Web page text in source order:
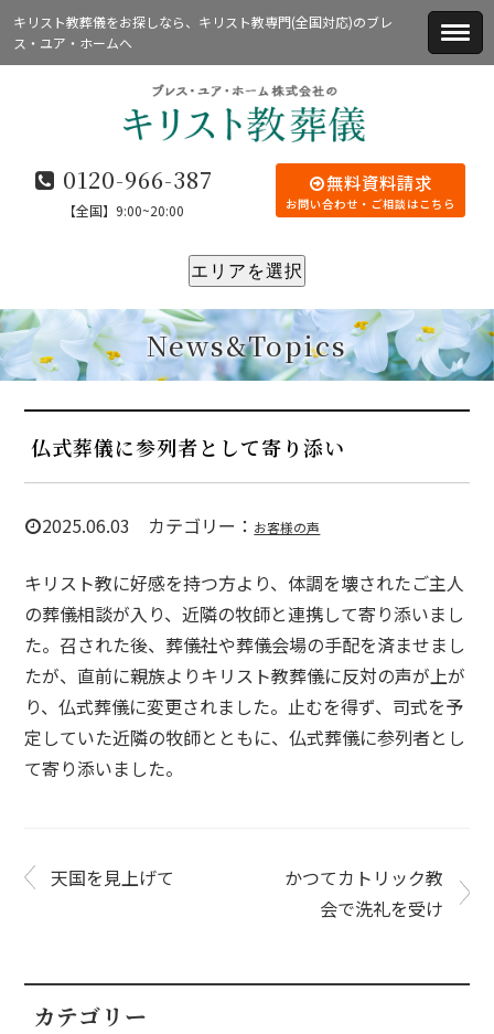
キリスト教葬儀をお探しなら、キリスト教専門(全国対応)のブレ
ス・ユア・ホームへ
無料資料請求
お問い合わせ・ご相談はこちら
0120-966-387
【全国】9:00~20:00
エリアを選択
News&Topics
仏式葬儀に参列者として寄り添い
2025.06.03 カテゴリー： お客様の声
キリスト教に好感を持つ方より、体調を壊されたご主人
の葬儀相談が入り、近隣の牧師と連携して寄り添いまし
た。召された後、葬儀社や葬儀会場の手配を済ませまし
たが、直前に親族よりキリスト教葬儀に反対の声が上が
り、仏式葬儀に変更されました。止むを得ず、司式を予
定していた近隣の牧師とともに、仏式葬儀に参列者とし
て寄り添いました。
天国を見上げて
かつてカトリック教
会で洗礼を受け
カテゴリー